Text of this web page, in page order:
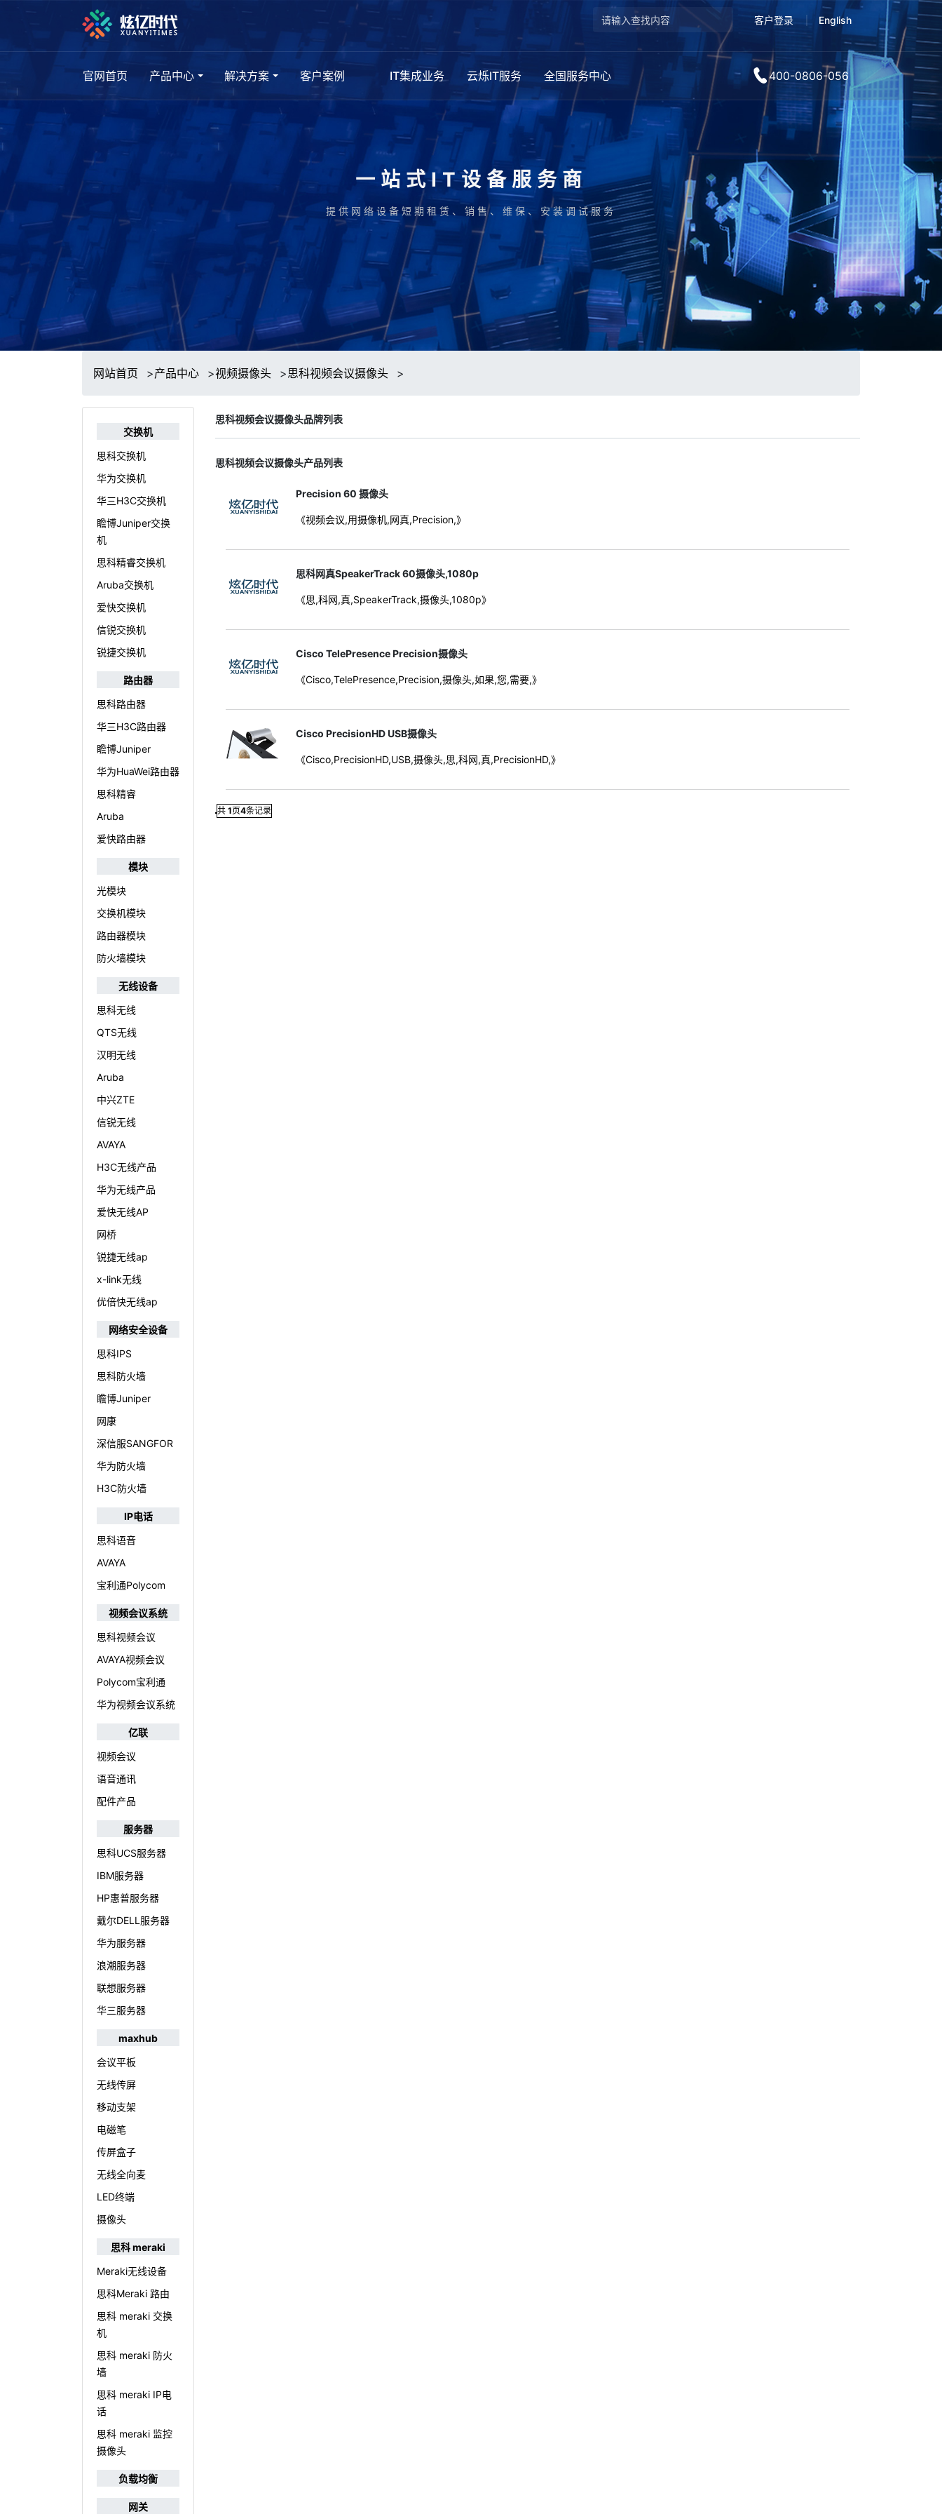
客户登录 English
官网首页 产品中心 解决方案 客户案例 IT集成业务 云烁IT服务 全国服务中心 400-0806-056
一站式IT设备服务商
提供网络设备短期租赁、销售、维保、安装调试服务
网站首页 >产品中心 >视频摄像头 >思科视频会议摄像头 >
交换机
思科交换机
华为交换机
华三H3C交换机
瞻博Juniper交换
机
思科精睿交换机
Aruba交换机
爱快交换机
信锐交换机
锐捷交换机
路由器
思科路由器
华三H3C路由器
瞻博Juniper
华为HuaWei路由器
思科精睿
Aruba
爱快路由器
模块
光模块
交换机模块
路由器模块
防火墙模块
无线设备
思科无线
QTS无线
汉明无线
Aruba
中兴ZTE
信锐无线
AVAYA
H3C无线产品
华为无线产品
爱快无线AP
网桥
锐捷无线ap
x-link无线
优倍快无线ap
网络安全设备
思科IPS
思科防火墙
瞻博Juniper
网康
深信服SANGFOR
华为防火墙
H3C防火墙
IP电话
思科语音
AVAYA
宝利通Polycom
视频会议系统
思科视频会议
AVAYA视频会议
Polycom宝利通
华为视频会议系统
亿联
视频会议
语音通讯
配件产品
服务器
思科UCS服务器
IBM服务器
HP惠普服务器
戴尔DELL服务器
华为服务器
浪潮服务器
联想服务器
华三服务器
maxhub
会议平板
无线传屏
移动支架
电磁笔
传屏盒子
无线全向麦
LED终端
摄像头
思科 meraki
Meraki无线设备
思科Meraki 路由
思科 meraki 交换
机
思科 meraki 防火
墙
思科 meraki IP电
话
思科 meraki 监控
摄像头
负载均衡
网关
思科视频会议摄像头品牌列表
思科视频会议摄像头产品列表
Precision 60 摄像头
《视频会议,用摄像机,网真,Precision,》
思科网真SpeakerTrack 60摄像头,1080p
《思,科网,真,SpeakerTrack,摄像头,1080p》
Cisco TelePresence Precision摄像头
《Cisco,TelePresence,Precision,摄像头,如果,您,需要,》
Cisco PrecisionHD USB摄像头
《Cisco,PrecisionHD,USB,摄像头,思,科网,真,PrecisionHD,》
共 1页4条记录